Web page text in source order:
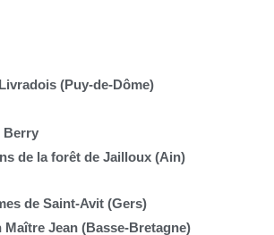
(Puy-de-Dôme)
Berry
de la forêt de Jailloux (Ain)
de Saint-Avit (Gers)
Maître Jean (Basse-Bretagne)